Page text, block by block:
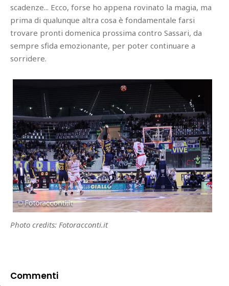
scadenze... Ecco, forse ho appena rovinato la magia, ma
prima di qualunque altra cosa è fondamentale farsi
trovare pronti domenica prossima contro Sassari, da
sempre sfida emozionante, per poter continuare a
sorridere.
Photo credits: Fotoracconti.it
Commenti